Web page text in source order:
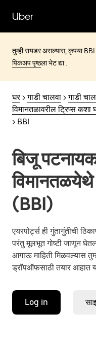
सामग्रीवरUber
तुम्ही रायडर असल्यास, कृपया
पिकअप पृष्ठला भेट द्या .
घर>गाडी चालवा >गाडी
विमानतळावरील ट्रिप्स कशा
> BBI
बिजू
विमानतळयेथे
(BBI)
एयरपोर्ट्स ही गुंतागुंतीची
परंतु मूलभूत गोष्टी जाणून
आगाऊ माहिती मिळवल्यास
ड्रॉपऑफसाठी तयार आहात
Log in